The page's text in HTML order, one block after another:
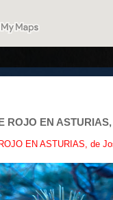
ROJO EN
EN ASTURIAS, de